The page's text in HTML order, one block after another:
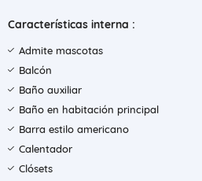
Características interna :
Admite mascotas
Balcón
Baño auxiliar
Baño en habitación principal
Barra estilo americano
Calentador
Clósets